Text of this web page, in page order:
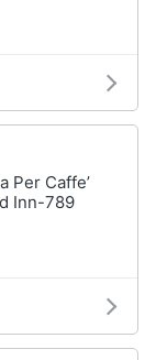
Per Caffe’
Inn-789